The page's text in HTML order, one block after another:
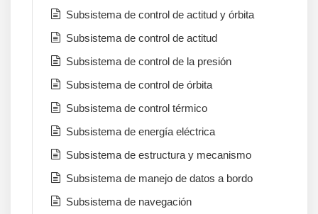
Subsistema de control de actitud y órbita
Subsistema de control de actitud
Subsistema de control de la presión
Subsistema de control de órbita
Subsistema de control térmico
Subsistema de energía eléctrica
Subsistema de estructura y mecanismo
Subsistema de manejo de datos a bordo
Subsistema de navegación